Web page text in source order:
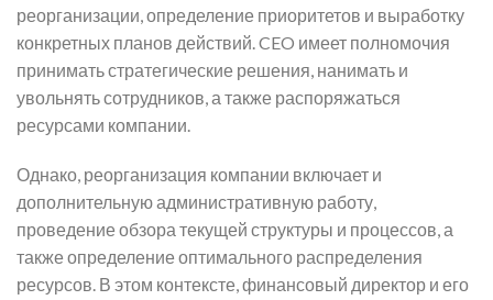
реорганизации, определение приоритетов и выработку
конкретных планов действий. CEO имеет полномочия
принимать стратегические решения, нанимать и
увольнять сотрудников, а также распоряжаться
ресурсами компании.
Однако, реорганизация компании включает и
дополнительную административную работу,
проведение обзора текущей структуры и процессов, а
также определение оптимального распределения
ресурсов. В этом контексте, финансовый директор и его